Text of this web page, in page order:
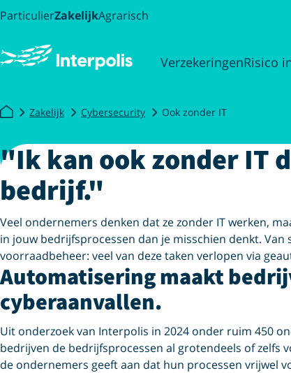
ParticulierZakelijkAgrarisch
VerzekeringenRisico
Zakelijk Cybersecurity Ook zonder IT
"Ik kan ook zonder IT
bedrijf."
Veel ondernemers denken dat ze zonder IT werken,
in jouw bedrijfsprocessen dan je misschien denkt.
voorraadbeheer: veel van deze taken verlopen via
Automatisering maakt
cyberaanvallen.
Uit onderzoek van Interpolis in 2024 onder ruim 450
bedrijven de bedrijfsprocessen al grotendeels of zelfs
de ondernemers geeft aan dat hun processen vrijwel